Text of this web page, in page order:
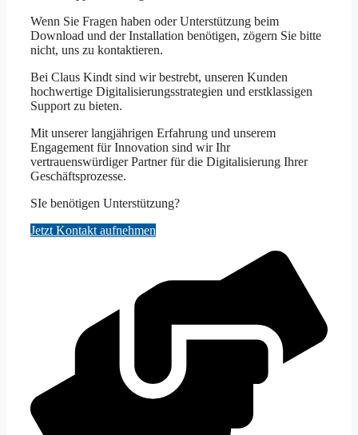
Wenn Sie Fragen haben oder Unterstützung beim
Download und der Installation benötigen, zögern Sie bitte
nicht, uns zu kontaktieren.
Bei Claus Kindt sind wir bestrebt, unseren Kunden
hochwertige Digitalisierungsstrategien und erstklassigen
Support zu bieten.
Mit unserer langjährigen Erfahrung und unserem
Engagement für Innovation sind wir Ihr
vertrauenswürdiger Partner für die Digitalisierung Ihrer
Geschäftsprozesse.
SIe benötigen Unterstützung?
Jetzt Kontakt aufnehmen